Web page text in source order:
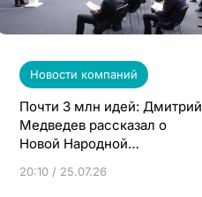
Новости компаний
Почти 3 млн идей: Дмитрий
Медведев рассказал о
Новой Народной
20:10 / 25.07.26